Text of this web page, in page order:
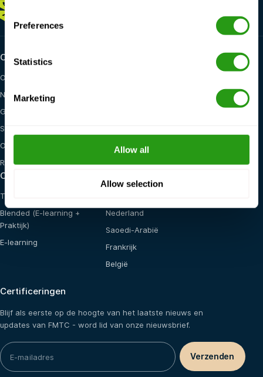
Preferences
Statistics
Marketing
Allow all
Allow selection
Certifications
OPITO
NOGEPA
GWO
STCW
OSHA
Red Cross
Opleidingsmogelijkheden
Training op locatie
Blended (E-learning +
Praktijk)
E-learning
Nederland
Saoedi-Arabië
Frankrijk
België
Certificeringen
Blijf als eerste op de hoogte van het laatste nieuws en
updates van FMTC - word lid van onze nieuwsbrief.